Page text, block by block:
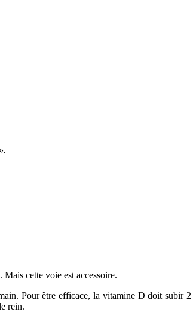
cette voie est accessoire.
Pour être efficace, la vitamine D doit subir 2
rein.